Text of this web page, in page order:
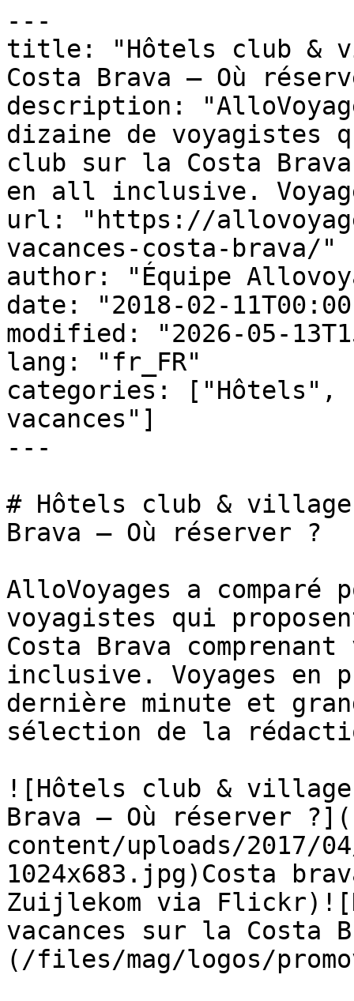
---
title: "Hôtels club &
Costa Brava – Où
description:
dizaine de voyagistes
club sur la Costa
en all inclusive.
url: "https://
vacances-costa-brava/"
author: "Équipe
date: "2018-02-
modified: "2026-05-
lang: "fr_FR"
categories: ["Hôtels",
vacances"]
---
# Hôtels club &
Brava – Où réserver ?
AlloVoyages a comparé
voyagistes qui
Costa Brava
inclusive. Voyages en
dernière minute et
sélection de la
![Hôtels club &
Brava – Où réserver
content/uploads/2017/
1024x683.jpg)Costa
Zuijlekom via
vacances sur la Costa
(/files/mag/logos/